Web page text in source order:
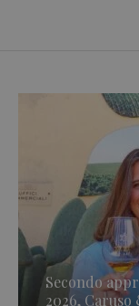
Secondo
2026,